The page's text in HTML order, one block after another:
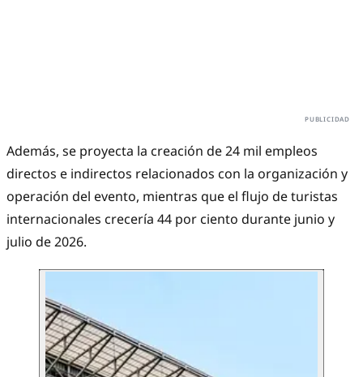
Además, se proyecta la creación de 24 mil empleos
directos e indirectos relacionados con la organización y
operación del evento, mientras que el flujo de turistas
internacionales crecería 44 por ciento durante junio y
julio de 2026.